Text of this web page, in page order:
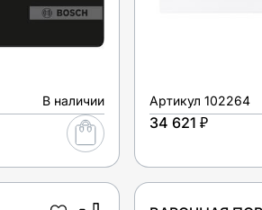
В наличии Артикул 102264
34 621 ₽